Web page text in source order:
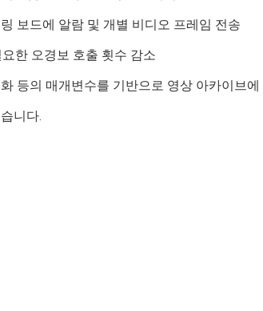
보드에 알람 및 개별 비디오 프레임 전송
한 오경보 호출 횟수 감소
등의 매개변수를 기반으로 영상 아카이브에
니다.